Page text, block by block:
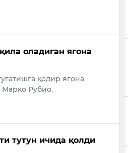
оладиган ягона
қодир ягона
Марко Рубио.
тутун ичида қолди